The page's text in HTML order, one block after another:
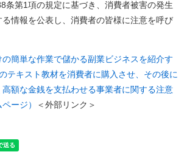
条第1項の規定に基づき、消費者被害の発生
情報を公表し、消費者の皆様に注意を呼び
簡単な作業で儲かる副業ビジネスを紹介す
テキスト教材を消費者に購入させ、その後に
額な金銭を支払わせる事業者に関する注意
ージ）
＜外部リンク＞